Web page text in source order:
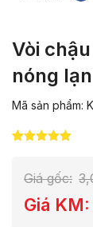
Vòi
nóng
Mã sản phẩm:
đánh giá
Giá gốc:
Giá KM: